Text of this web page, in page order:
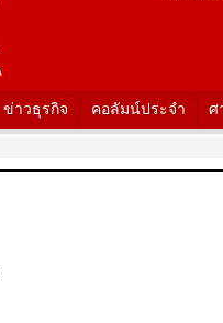
ข่าวธุรกิจ คอลัมน์ประจำ ศ